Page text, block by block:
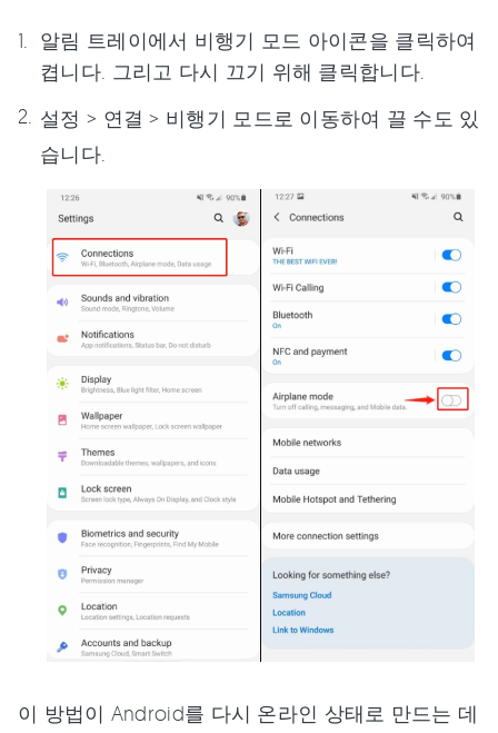
알림 트레이에서 비행기 모드 아이콘을 클릭하여
켭니다. 그리고 다시 끄기 위해 클릭합니다.
설정 > 연결 > 비행기 모드로 이동하여 끌 수도 있
습니다.
이 방법이 Android를 다시 온라인 상태로 만드는 데